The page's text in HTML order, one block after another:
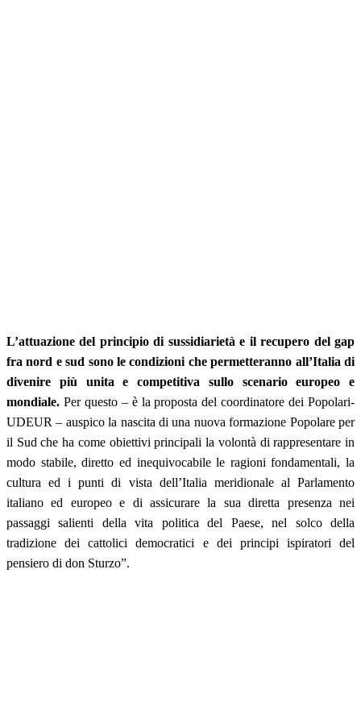
L’attuazione del principio di sussidiarietà e il recupero del gap
fra nord e sud sono le condizioni che permetteranno all’Italia di
divenire più unita e competitiva sullo scenario europeo e
mondiale. Per questo – è la proposta del coordinatore dei Popolari-
UDEUR – auspico la nascita di una nuova formazione Popolare per
il Sud che ha come obiettivi principali la volontà di rappresentare in
modo stabile, diretto ed inequivocabile le ragioni fondamentali, la
cultura ed i punti di vista dell’Italia meridionale al Parlamento
italiano ed europeo e di assicurare la sua diretta presenza nei
passaggi salienti della vita politica del Paese, nel solco della
tradizione dei cattolici democratici e dei principi ispiratori del
pensiero di don Sturzo”.